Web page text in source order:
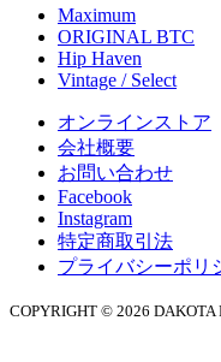
Maximum
ORIGINAL BTC
Hip Haven
Vintage / Select
オンラインストア
会社概要
お問い合わせ
Facebook
Instagram
特定商取引法
プライバシーポリ
COPYRIGHT © 2026 DAKOTA